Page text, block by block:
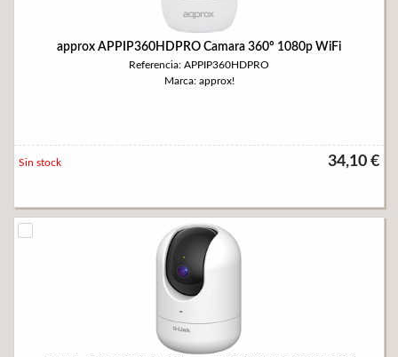
approx APPIP360HDPRO Camara 360º 1080p WiFi
Referencia: APPIP360HDPRO
Marca: approx!
34,10 €
Sin stock